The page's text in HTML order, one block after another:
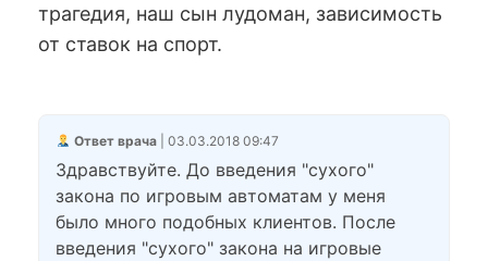
трагедия, наш сын лудоман, зависимость
от ставок на спорт.
Ответ врача| 03.03.2018 09:47
Здравствуйте. До введения "сухого"
закона по игровым автоматам у меня
было много подобных клиентов. После
введения "сухого" закона на игровые